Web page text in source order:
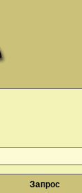
Запрос